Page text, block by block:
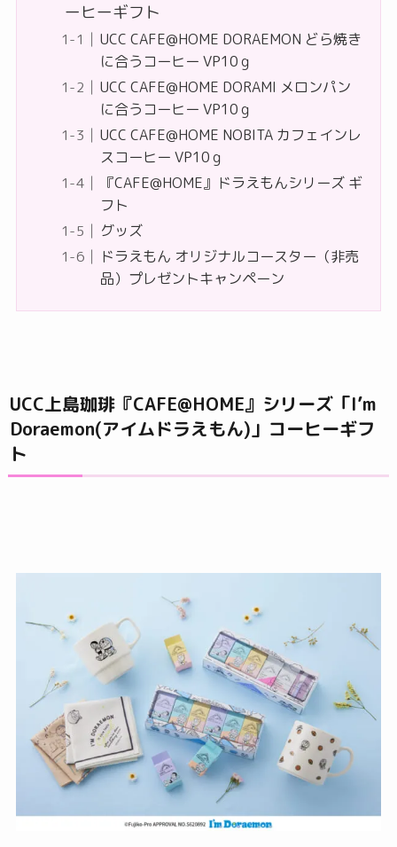
ーヒーギフト
UCC CAFE@HOME DORAEMON どら焼き
に合うコーヒー VP10ｇ
UCC CAFE@HOME DORAMI メロンパン
に合うコーヒー VP10ｇ
UCC CAFE@HOME NOBITA カフェインレ
スコーヒー VP10ｇ
『CAFE@HOME』ドラえもんシリーズ ギ
フト
グッズ
ドラえもん オリジナルコースター（非売
品）プレゼントキャンペーン
UCC上島珈琲『CAFE@HOME』シリーズ「I’m
Doraemon(アイムドラえもん)」コーヒーギフ
ト